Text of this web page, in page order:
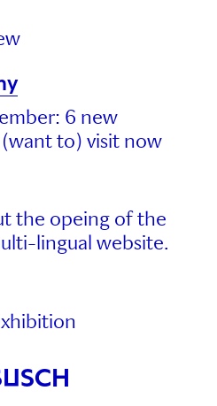
6 new
to) visit now
the opeing of the
lingual website.